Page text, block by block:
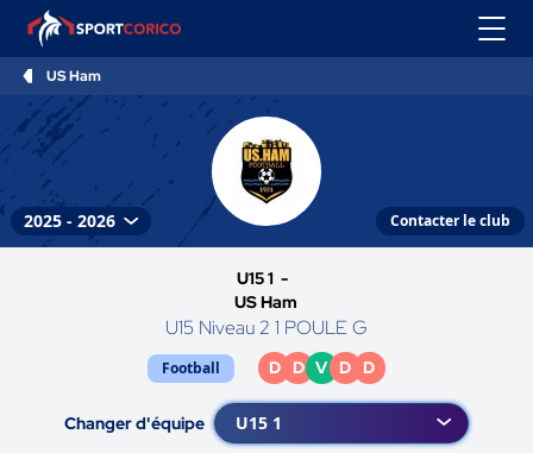
US Ham
Contacter le club
U15 1 -
US Ham
U15 Niveau 2 1 POULE G
Football D D V D D
Changer d'équipe